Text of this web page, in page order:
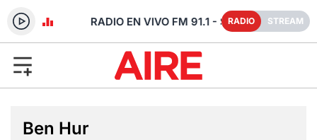
FE RADIO STREAM
Ben Hur